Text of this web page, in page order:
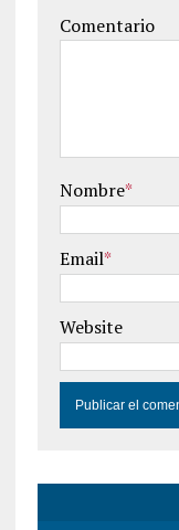
Comentario
Nombre*
Email*
Website